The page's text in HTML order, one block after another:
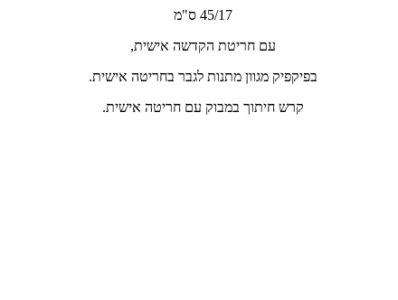
45/17 ס"מ
עם חריטת הקדשה אישית,
בפיקפיק מגוון מתנות לגבר בחריטה אישית.
קרש חיתוך במבוק עם חריטה אישית.